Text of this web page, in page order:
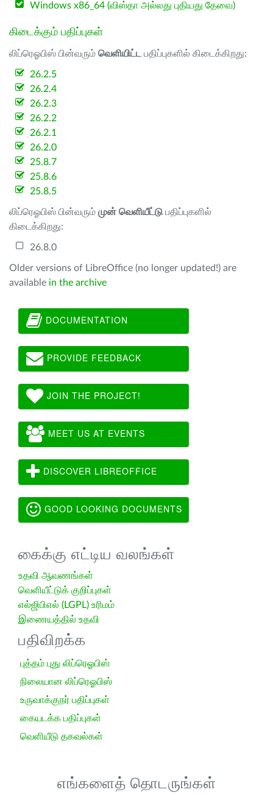
Windows x86_64 (விஸ்தா அல்லது புதியது தேவை)
கிடைக்கும் பதிப்புகள்
லிப்ரெஓபிஸ் பின்வரும் வெளியிட்ட பதிப்புகளில் கிடைக்கிறது:
26.2.5
26.2.4
26.2.3
26.2.2
26.2.1
26.2.0
25.8.7
25.8.6
25.8.5
லிப்ரெஓபிஸ் பின்வரும் முன் வெளியீட்டு பதிப்புகளில்
கிடைக்கிறது:
26.8.0
Older versions of LibreOffice (no longer updated!) are
available in the archive
DOCUMENTATION
PROVIDE FEEDBACK
JOIN THE PROJECT!
MEET US AT EVENTS
DISCOVER LIBREOFFICE
GOOD LOOKING DOCUMENTS
கைக்கு எட்டிய வலங்கள்
உதவி ஆவணங்கள்
வெளியீட்டுக் குறிப்புகள்
எல்ஜிபிஎல் (LGPL) உரிமம்
இணையத்தில் உதவி
பதிவிறக்க
புத்தம் புது லிப்ரெஓபிஸ்
நிலையான லிப்ரெஓபிஸ்
உருவாக்குநர் பதிப்புகள்
கையடக்க பதிப்புகள்
வெளியீடு தகவல்கள்
எங்களைத் தொடருங்கள்